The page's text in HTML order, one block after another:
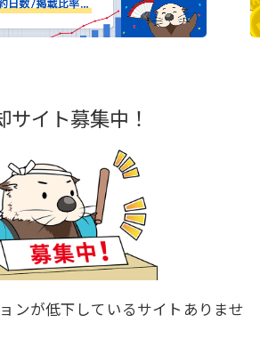
サイト募集中！
ンが低下しているサイトありませ